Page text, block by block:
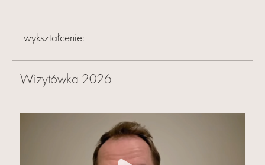
wykształcenie:
Wizytówka 2026